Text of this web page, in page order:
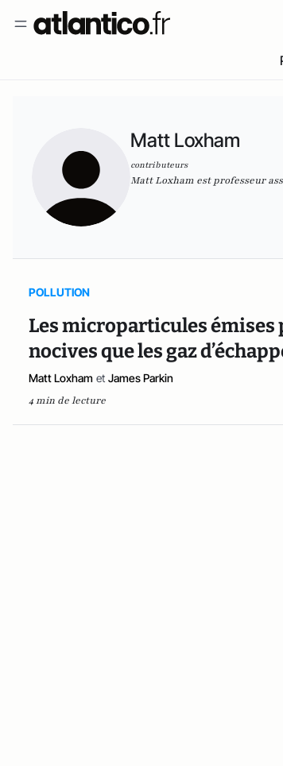
Matt Loxham
contributeurs
Matt Loxham est professeur
POLLUTION
Les microparticules émises
nocives que les gaz
Matt Loxham et James Parkin
4 min de lecture